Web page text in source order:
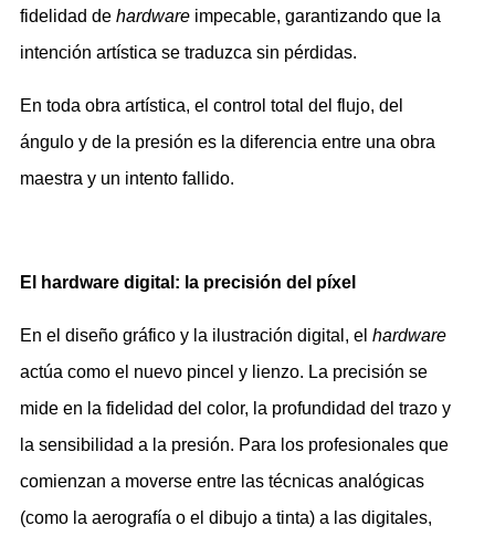
fidelidad de hardwareimpecable, garantizando que la
intención artística se traduzca sin pérdidas.
En toda obra artística, el control total del flujo, del
ángulo y de la presión es la diferencia entre una obra
maestra y un intento fallido.
El hardware digital: la precisión del píxel
En el diseño gráfico y la ilustración digital, el hardware
actúa como el nuevo pincel y lienzo. La precisión se
mide en la fidelidad del color, la profundidad del trazo y
la sensibilidad a la presión. Para los profesionales que
comienzan a moverse entre las técnicas analógicas
(como la aerografía o el dibujo a tinta) a las digitales,